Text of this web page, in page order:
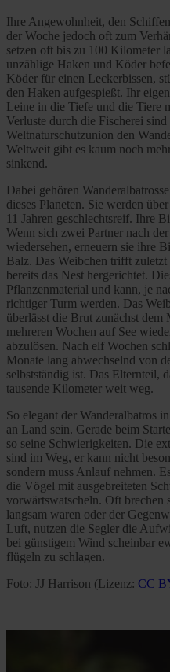
Ihre Angewohnheit, den
der Woche jedoch oft zum
setzen oft bis zu 100 Kilometer
unzählige Haken und Köder
Köder für einen Leckerbissen,
den Haken aufgespießt. Ihr
Leine in die Tiefe und die Tiere
Verluste durch die Fischerei sind
Weltnaturschutzunion den
Weltweit gibt es kaum noch
sinkend.
Dabei gehören
dieses Planeten. Sie werden
11 Jahren geschlechtsreif. Ihre
Wenn sich zwei Partner nach
wiedersehen, erneuern sie ihre
Balz. Das Weibchen trifft
bereits das Nest hergerichtet.
Pflanzenmaterial und kann, je
richtiger Turm werden. Das
überlässt die Brut zunächst dem
mehreren Wochen auf See
abzulösen. Nach elf Wochen
Monate lang abwechselnd von
selbstständig ist. Das Elternteil,
tausende Kilometer weit weg.
So elegant der Wanderalbatros
an Land sein. Gerade beim
so seine Schwierigkeiten. Die
sind im Weg, er kann nicht
sondern muss Anlauf nehmen.
die Vögel mit ausgebreiteten
vorwärtswatscheln. Oft brechen
langsam waren oder der
Luft, nutzen die Segler die
bei günstigem Wind scheinbar
flügeln zu schlagen.
Foto: JJ Harrison (Lizenz: CC